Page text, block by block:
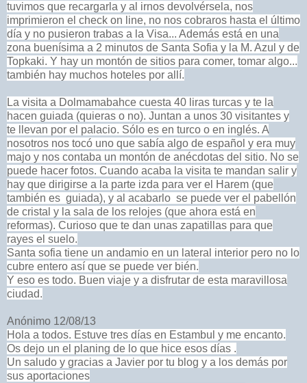
tuvimos que recargarla y al irnos devolvérsela, nos
imprimieron el check on line, no nos cobraros hasta el último
día y no pusieron trabas a la Visa... Además está en una
zona buenísima a 2 minutos de Santa Sofia y la M. Azul y de
Topkaki. Y hay un montón de sitios para comer, tomar algo...
también hay muchos hoteles por allí.
La visita a Dolmamabahce cuesta 40 liras turcas y te la
hacen guiada (quieras o no). Juntan a unos 30 visitantes y
te llevan por el palacio. Sólo es en turco o en inglés. A
nosotros nos tocó uno que sabía algo de español y era muy
majo y nos contaba un montón de anécdotas del sitio. No se
puede hacer fotos. Cuando acaba la visita te mandan salir y
hay que dirigirse a la parte izda para ver el Harem (que
también es guiada), y al acabarlo se puede ver el pabellón
de cristal y la sala de los relojes (que ahora está en
reformas). Curioso que te dan unas zapatillas para que
rayes el suelo.
Santa sofia tiene un andamio en un lateral interior pero no lo
cubre entero así que se puede ver bién.
Y eso es todo. Buen viaje y a disfrutar de esta maravillosa
ciudad.
Anónimo 12/08/13
Hola a todos. Estuve tres días en Estambul y me encanto.
Os dejo un el planing de lo que hice esos días .
Un saludo y gracias a Javier por tu blog y a los demás por
sus aportaciones